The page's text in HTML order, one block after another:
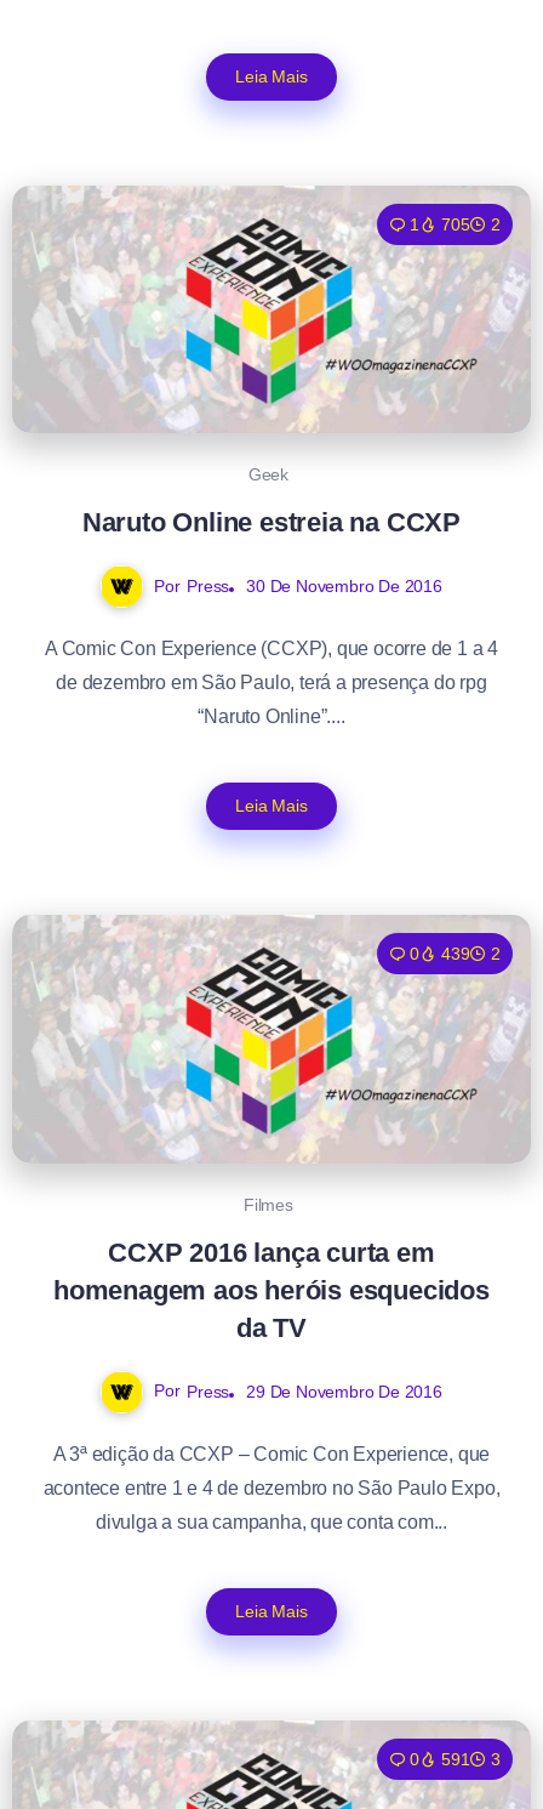
Leia Mais
1 705 2
Geek
Naruto Online estreia na CCXP
Por Press 30 De Novembro De 2016
A Comic Con Experience (CCXP), que ocorre de 1 a 4
de dezembro em São Paulo, terá a presença do rpg
“Naruto Online”....
Leia Mais
0 439 2
Filmes
CCXP 2016 lança curta em
homenagem aos heróis esquecidos
da TV
Por Press 29 De Novembro De 2016
A 3ª edição da CCXP – Comic Con Experience, que
acontece entre 1 e 4 de dezembro no São Paulo Expo,
divulga a sua campanha, que conta com...
Leia Mais
0 591 3